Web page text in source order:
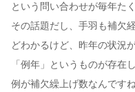
という問い合わせが毎年た
その話題だし、手羽も補欠
どわかるけど、昨年の状況
「例年」というものが存在
例が補欠繰上げ数なんですね